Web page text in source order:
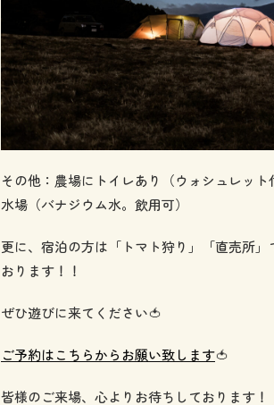
その他：農場にトイレあり（ウォシュレット
水場（バナジウム水。飲用可）
更に、宿泊の方は「トマト狩り」「直売所
おります！！
ぜひ遊びに来てください🍅
ご予約はこちらからお願い致します🍅
皆様のご来場、心よりお待ちしております！